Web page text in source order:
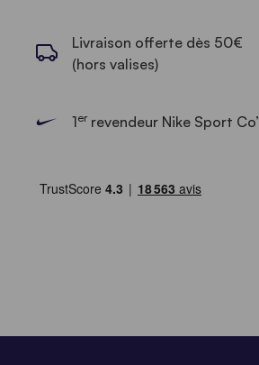
Livraison offerte dès 50€
(hors valises)
1errevendeur Nike Sport Co’